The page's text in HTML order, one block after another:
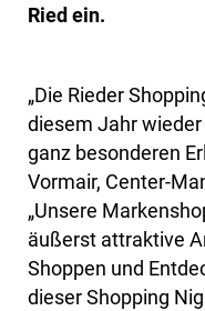
Ried ein.
„Die Rieder
diesem Jahr
ganz besonderen
Vormair, Center-
„Unsere
äußerst attraktive
Shoppen und
dieser Shopping